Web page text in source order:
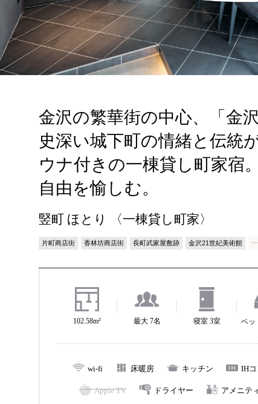
金沢の繁華街の中心、「金
史深い城下町の情緒と伝統
ウナ付きの一棟貸し町家宿
自由を愉しむ。
竪町 ほとり 〈一棟貸し町家〉
片町商店街 香林坊商店街 長町武家屋敷跡 金沢21世紀美術館
102.58m² 最大 7名 寝室 3室 ベッ
wi-fi 床暖房 キッチン IHコ
Apple TV ドライヤー アメニテ